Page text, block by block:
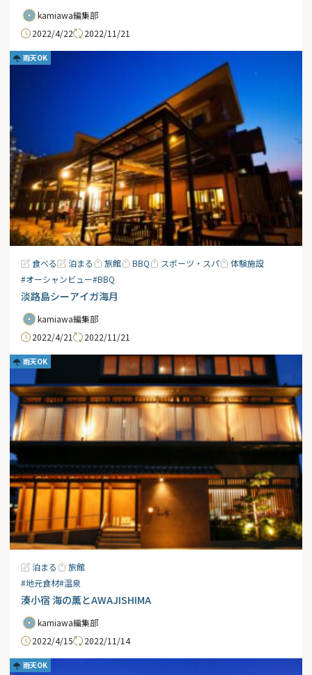
kamiawa編集部
2022/4/22
2022/11/21
雨天OK
旅館 BBQ
食べる 泊まる スポーツ・スパ
体験施設
#オーシャンビュー#BBQ
淡路島シーアイガ海月
kamiawa編集部
2022/4/21
2022/11/21
雨天OK
泊まる
旅館
#地元食材#温泉
湊小宿 海の薫とAWAJISHIMA
kamiawa編集部
2022/4/15
2022/11/14
雨天OK